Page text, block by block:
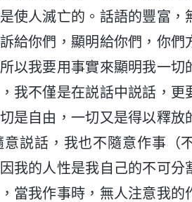
使人滅亡的。話語的豐富，
給你們，顯明給你們，你們
以我要用事實來顯明我一切
我不僅是在説話中説話，更
是自由，一切又是得以釋放
説話，我也不隨意作事（
我的人性是我自己的不可分
當我作事時，無人注意我的